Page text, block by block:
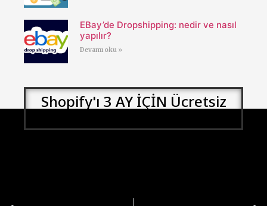
EBay’de Dropshipping: nedir ve nasıl
yapılır?
Devamı oku »
Shopify'ı 3 AY İÇİN Ücretsiz